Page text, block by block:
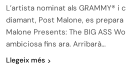
L’artista nominat als GRAMMY®
diamant, Post Malone, es
Malone Presents: The BIG ASS
ambiciosa fins ara. Arribarà…
Llegeix més